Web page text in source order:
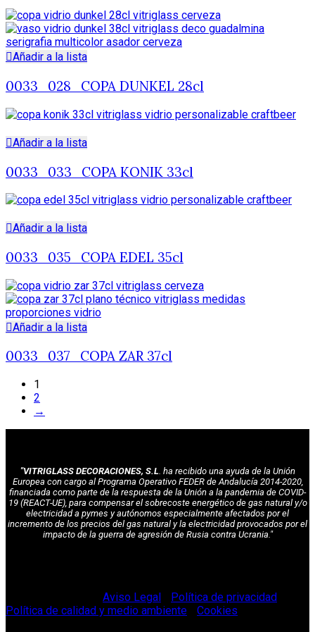
Añadir a la lista
0033_028_COPA DUNKEL 28cl
Añadir a la lista
0033_033_COPA KONIK 33cl
Añadir a la lista
0033_035_COPA EDEL 35cl
Añadir a la lista
0033_037_COPA ZAR 37cl
1
2
→
"VITRIGLASS DECORACIONES, S.L. ha recibido una ayuda de la Unión
Europea con cargo al Programa Operativo FEDER de Andalucía 2014-2020,
financiada como parte de la respuesta de la Unión a la pandemia de COVID-
19 (REACT-UE), para compensar el sobrecoste energético de gas natural y/o
electricidad a pymes y autónomos especialmente afectados por el
incremento de los precios del gas natural y la electricidad provocados por el
impacto de la guerra de agresión de Rusia contra Ucrania."
Aviso Legal Política de privacidad
Política de calidad y medio ambiente
Cookies